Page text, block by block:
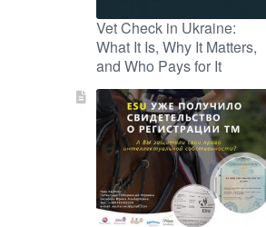
Vet Check in Ukraine:
What It Is, Why It Matters,
and Who Pays for It